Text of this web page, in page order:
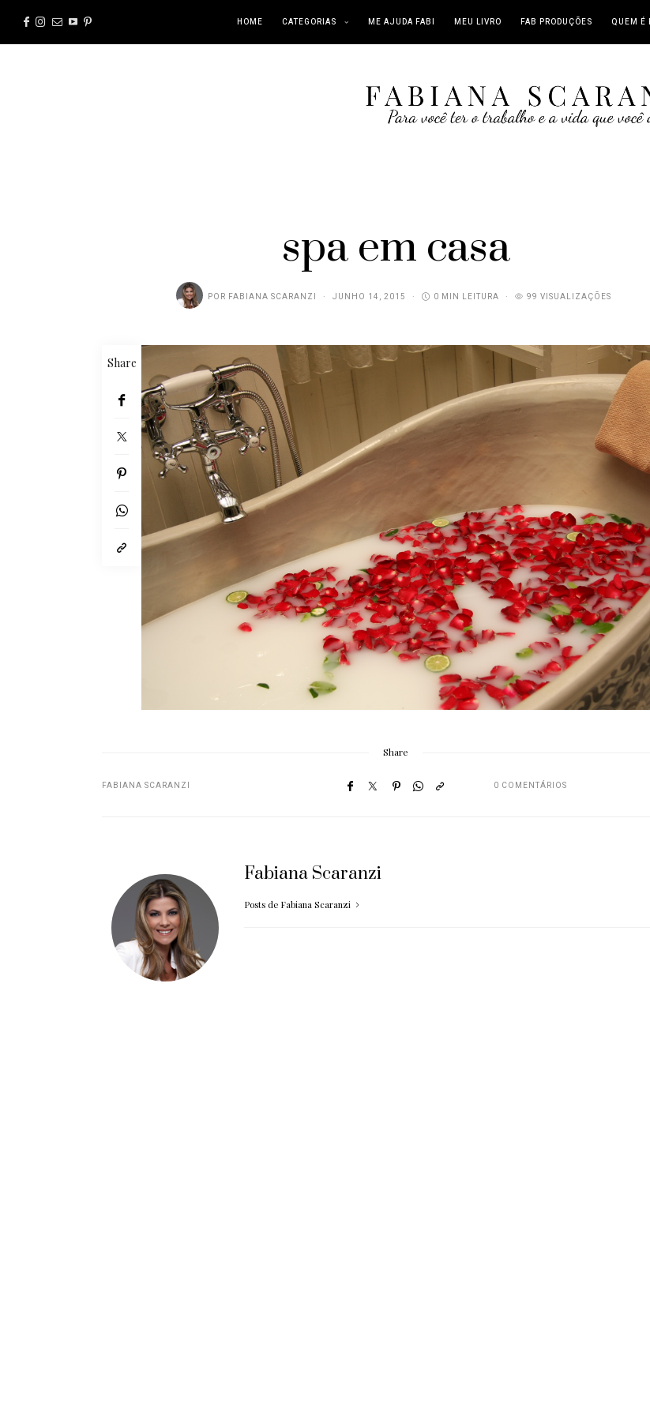
HOME CATEGORIAS ME AJUDA FABI MEU LIVRO FAB PRODUÇÕES QUEM É
spa em casa
POR FABIANA SCARANZI JUNHO 14, 2015 0 MIN LEITURA 99 VISUALIZAÇÕES
Share
Share
FABIANA SCARANZI 0 COMENTÁRIOS
Fabiana Scaranzi
Posts de Fabiana Scaranzi